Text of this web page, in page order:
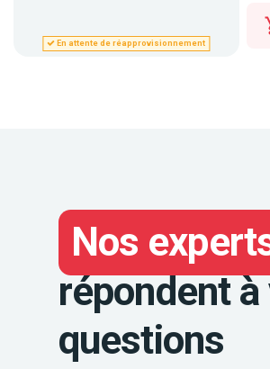
En attente de réapprovisionnement
Nos
répondent à
questions